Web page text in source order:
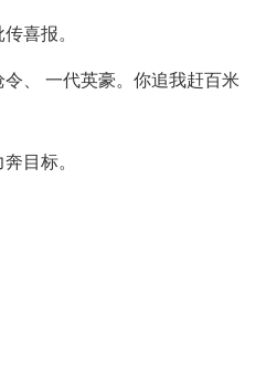
喜报。
、 一代英豪。你追我赶百米
目标。